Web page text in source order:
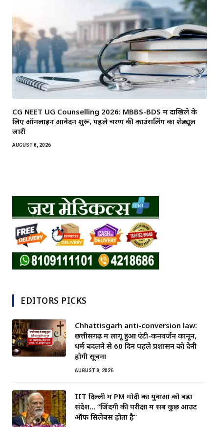
CG NEET UG Counselling 2026: MBBS-BDS में दाखिले के
लिए ऑनलाइन आवेदन शुरू, पहले चरण की काउंसलिंग का शेड्यूल
जारी
AUGUST 8, 2026
EDITORS PICKS
Chhattisgarh anti-conversion law:
छत्तीसगढ़ में लागू हुआ एंटी-कनवर्जन कानून,
धर्म बदलने से 60 दिन पहले प्रशासन को देनी
होगी सूचना
AUGUST 8, 2026
IIT दिल्ली में PM मोदी का युवाओं को बड़ा
संदेश… “जिंदगी की परीक्षा में सब कुछ आउट
ऑफ सिलेबस होता है”